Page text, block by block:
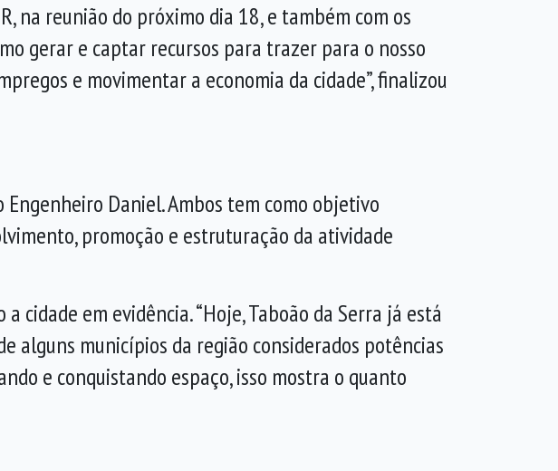
na reunião do próximo dia 18, e também com os
gerar e captar recursos para trazer para o nosso
e movimentar a economia da cidade”, finalizou
Daniel. Ambos tem como objetivo
promoção e estruturação da atividade
cidade em evidência. “Hoje, Taboão da Serra já está
alguns municípios da região considerados potências
e conquistando espaço, isso mostra o quanto